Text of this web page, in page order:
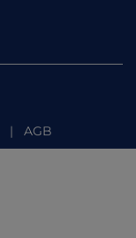
| AGB